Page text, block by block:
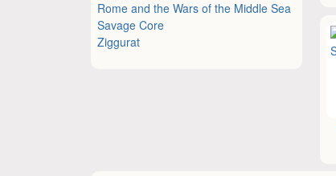
Rome and the Wars of the Middle Sea
Savage Core
Ziggurat